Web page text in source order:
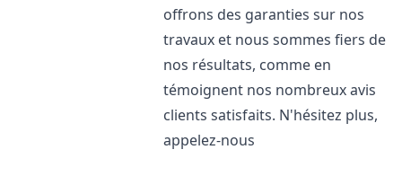
offrons des garanties sur nos
travaux et nous sommes fiers de
nos résultats, comme en
témoignent nos nombreux avis
clients satisfaits. N'hésitez plus,
appelez-nous